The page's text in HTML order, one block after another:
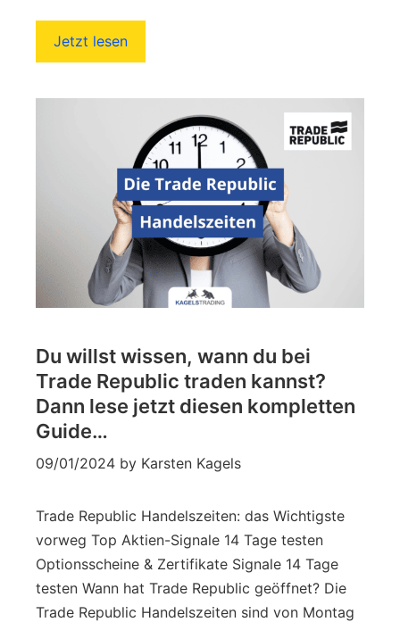
Jetzt lesen
Du willst wissen, wann du bei
Trade Republic traden kannst?
Dann lese jetzt diesen kompletten
Guide…
09/01/2024 by Karsten Kagels
Trade Republic Handelszeiten: das Wichtigste
vorweg Top Aktien-Signale 14 Tage testen
Optionsscheine & Zertifikate Signale 14 Tage
testen Wann hat Trade Republic geöffnet? Die
Trade Republic Handelszeiten sind von Montag